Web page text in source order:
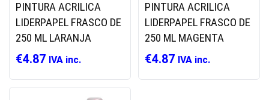
PINTURA ACRILICA
LIDERPAPEL FRASCO DE
250 ML LARANJA
€4.87 IVA inc.
PINTURA ACRILICA
LIDERPAPEL FRASCO DE
250 ML MAGENTA
€4.87 IVA inc.